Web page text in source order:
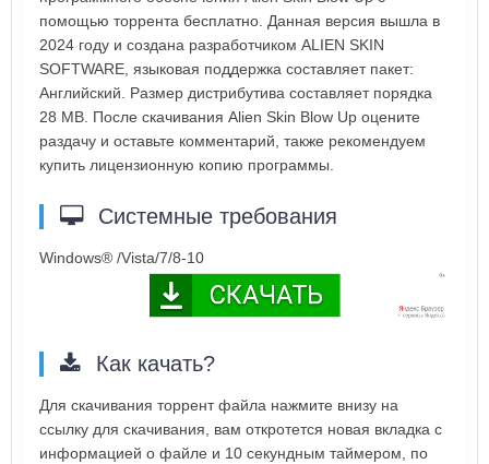
помощью торрента бесплатно. Данная версия вышла в
2024 году и создана разработчиком ALIEN SKIN
SOFTWARE, языковая поддержка составляет пакет:
Английский. Размер дистрибутива составляет порядка
28 MB. После скачивания Alien Skin Blow Up оцените
раздачу и оставьте комментарий, также рекомендуем
купить лицензионную копию программы.
Системные требования
Windows® /Vista/7/8-10
Как качать?
Для скачивания торрент файла нажмите внизу на
ссылку для скачивания, вам откротется новая вкладка с
информацией о файле и 10 секундным таймером, по